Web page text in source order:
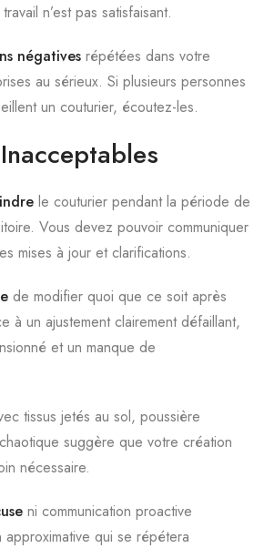
n’est pas satisfaisant.
négatives répétées dans votre
au sérieux. Si plusieurs personnes
un couturier, écoutez-les.
le couturier pendant la période de
Vous devez pouvoir communiquer
mises à jour et clarifications.
de modifier quoi que ce soit après
à un ajustement clairement défaillant,
et un manque de
tissus jetés au sol, poussière
suggère que votre création
nécessaire.
ni communication proactive
qui se répétera